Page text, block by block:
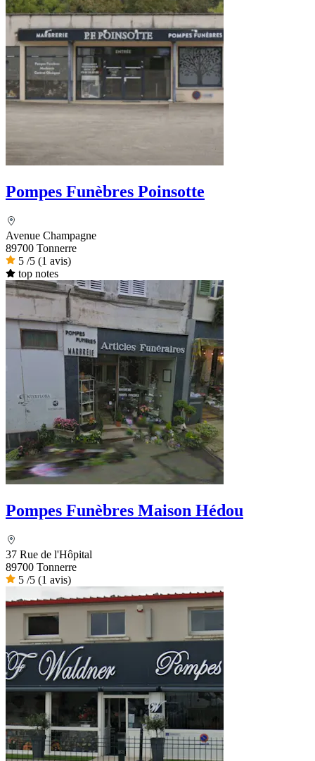
Pompes Funèbres Poinsotte
Avenue Champagne
89700 Tonnerre
5 /5 (1 avis)
top notes
Pompes Funèbres Maison Hédou
37 Rue de l'Hôpital
89700 Tonnerre
5 /5 (1 avis)